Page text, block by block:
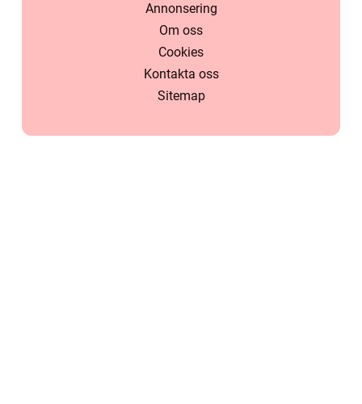
Annonsering
Om oss
Cookies
Kontakta oss
Sitemap